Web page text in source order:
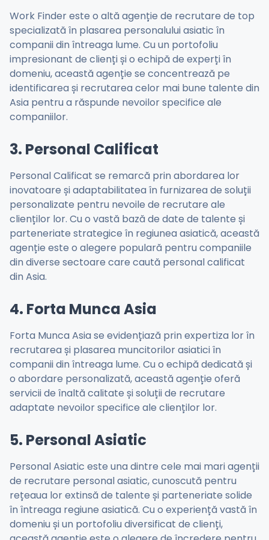
Work Finder este o altă agenție de recrutare de top
specializată în plasarea personalului asiatic în
companii din întreaga lume. Cu un portofoliu
impresionant de clienți și o echipă de experți în
domeniu, această agenție se concentrează pe
identificarea și recrutarea celor mai bune talente din
Asia pentru a răspunde nevoilor specifice ale
companiilor.
3. Personal Calificat
Personal Calificat se remarcă prin abordarea lor
inovatoare și adaptabilitatea în furnizarea de soluții
personalizate pentru nevoile de recrutare ale
clienților lor. Cu o vastă bază de date de talente și
parteneriate strategice în regiunea asiatică, această
agenție este o alegere populară pentru companiile
din diverse sectoare care caută personal calificat
din Asia.
4. Forta Munca Asia
Forta Munca Asia se evidențiază prin expertiza lor în
recrutarea și plasarea muncitorilor asiatici în
companii din întreaga lume. Cu o echipă dedicată și
o abordare personalizată, această agenție oferă
servicii de înaltă calitate și soluții de recrutare
adaptate nevoilor specifice ale clienților lor.
5. Personal Asiatic
Personal Asiatic este una dintre cele mai mari agenții
de recrutare personal asiatic, cunoscută pentru
rețeaua lor extinsă de talente și parteneriate solide
în întreaga regiune asiatică. Cu o experiență vastă în
domeniu și un portofoliu diversificat de clienți,